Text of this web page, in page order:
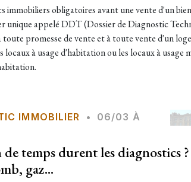
immobiliers obligatoires avant une vente d'un
unique appelé DDT (Dossier de Diagnostic
toute promesse de vente et à toute vente d'un
locaux à usage d'habitation ou les locaux à usage
IMMOBILIER •
06/03 À
temps durent les diagnostics
gaz...